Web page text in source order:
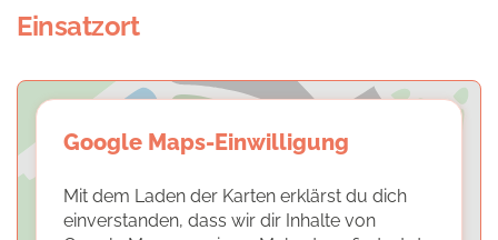
Einsatzort
Google Maps-Einwilligung
Mit dem Laden der Karten erklärst du dich
einverstanden, dass wir dir Inhalte von